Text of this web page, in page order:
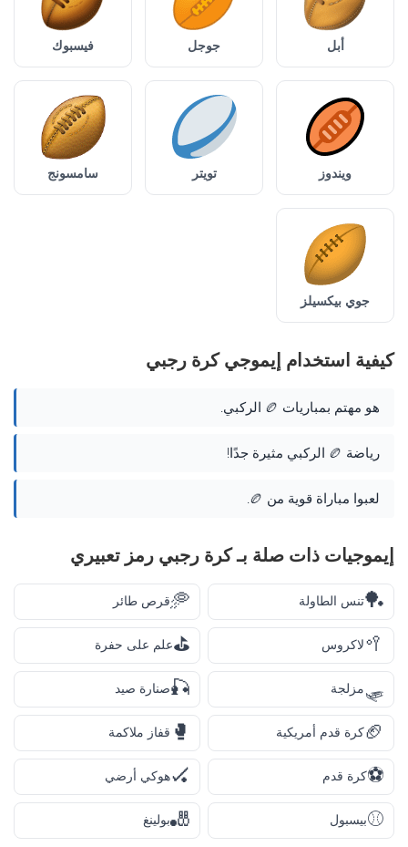
أبل جوجل فيسبوك
ويندوز تويتر سامسونج
جوي بيكسيلز
كيفية استخدام إيموجي كرة رجبي
هو مهتم بمباريات 🏉 الركبي.
رياضة 🏉 الركبي مثيرة جدًا!
لعبوا مباراة قوية من 🏉.
إيموجيات ذات صلة بـ كرة رجبي رمز تعبيري
🏓تنس الطاولة 🥏قرص طائر
🥍لاكروس ⛳علم على حفرة
🛷مزلجة 🎣صنارة صيد
🏈كرة قدم أمريكية 🥊 قفاز ملاكمة
⚽كرة قدم 🏑هوكي أرضي
⚾بيسبول 🎳بولينغ